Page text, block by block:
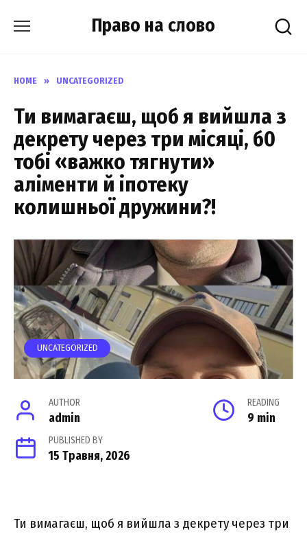
Право на слово
HOME » UNCATEGORIZED
Ти вимагаєш, щоб я вийшла з
декрету через три місяці, б0
тобі «важко тягнути»
аліменти й іпотеку
колишньої дружини?!
UNCATEGORIZED
AUTHOR
admin
READING
9 min
PUBLISHED BY
15 Травня, 2026
Ти вимагаєш, щоб я вийшла з декрету через три